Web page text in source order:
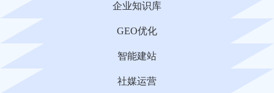
企业知识库
GEO优化
智能建站
社媒运营